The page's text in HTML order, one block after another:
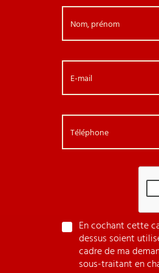
Nom, prénom
E-mail
Téléphone
En cochant cette
dessus soient
cadre de ma
sous-traitant en